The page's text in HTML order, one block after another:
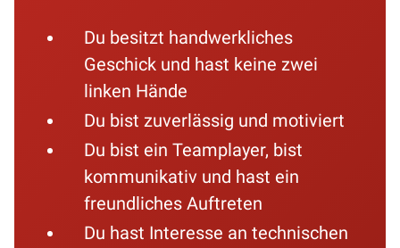
Du besitzt handwerkliches
Geschick und hast keine zwei
linken Hände
Du bist zuverlässig und motiviert
Du bist ein Teamplayer, bist
kommunikativ und hast ein
freundliches Auftreten
Du hast Interesse an technischen